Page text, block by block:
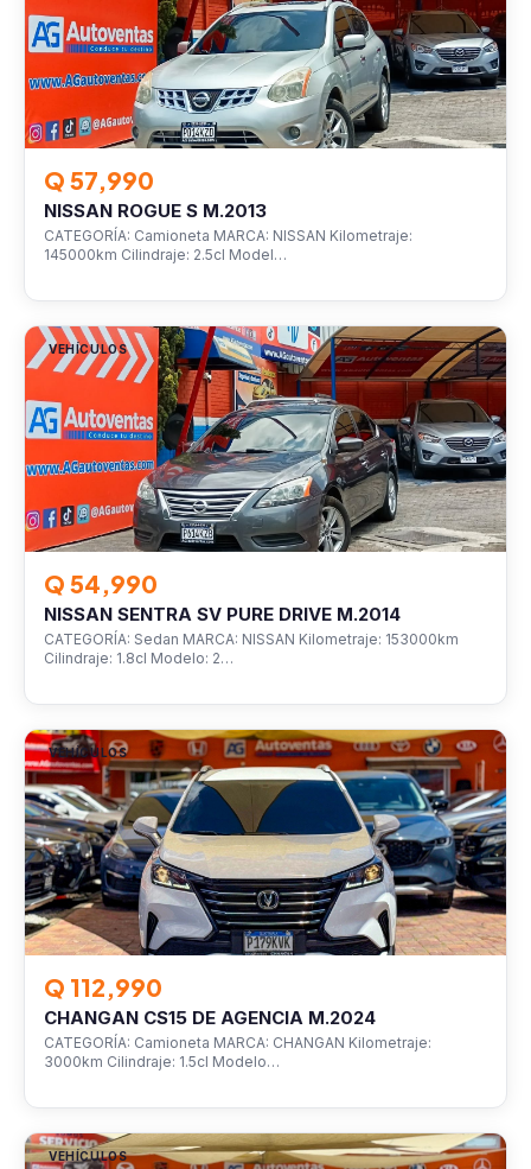
Q 57,990
NISSAN ROGUE S M.2013
CATEGORÍA: Camioneta MARCA: NISSAN Kilometraje:
145000km Cilindraje: 2.5cl Model…
VEHÍCULOS
Q 54,990
NISSAN SENTRA SV PURE DRIVE M.2014
CATEGORÍA: Sedan MARCA: NISSAN Kilometraje: 153000km
Cilindraje: 1.8cl Modelo: 2…
VEHÍCULOS
Q 112,990
CHANGAN CS15 DE AGENCIA M.2024
CATEGORÍA: Camioneta MARCA: CHANGAN Kilometraje:
3000km Cilindraje: 1.5cl Modelo…
VEHÍCULOS